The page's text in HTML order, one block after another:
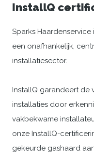
InstallQ
Sparks
een onafhankelijk,
installatiesector.
InstallQ garandeert de
installaties door
vakbekwame
onze InstallQ-
gekeurde gashaard